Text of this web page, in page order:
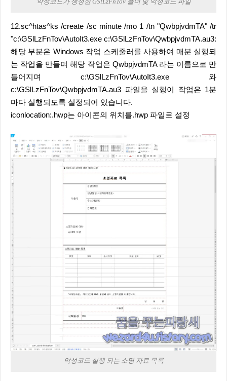
12.sc^htas^ks /create /sc minute /mo 1 /tn "QwbpjvdmTA" /tr
"c:\GSlLzFnTov\AutoIt3.exe c:\GSlLzFnTov\QwbpjvdmTA.au3:
해당 부분은 Windows 작업 스케줄러를 사용하여 매분 실행되
는 작업을 만들며 해당 작업은 QwbpjvdmTA 라는 이름으로 만
들어지며 c:\GSlLzFnTov\AutoIt3.exe 와
c:\GSlLzFnTov\QwbpjvdmTA.au3 파일을 실행이 작업은 1분
마다 실행되도록 설정되어 있습니다.
iconlocation:.hwp는 아이콘의 위치를.hwp 파일로 설정
악성코드 실행 되는 소명 자료 목록